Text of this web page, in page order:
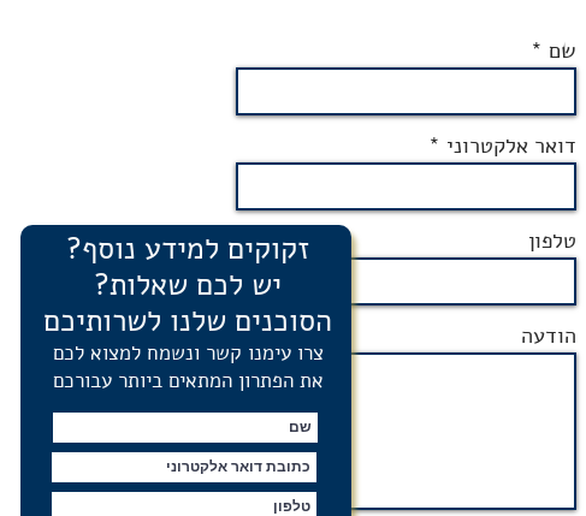
זקוקים למידע נוסף?
יש לכם שאלות?
הסוכנים שלנו לשרותיכם
צרו עימנו קשר ונשמח למצוא לכם
את הפתרון המתאים ביותר עבורכם
שם
דואר אלקטרוני
טלפון
הודעה